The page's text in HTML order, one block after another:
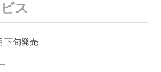
ス
下旬発売